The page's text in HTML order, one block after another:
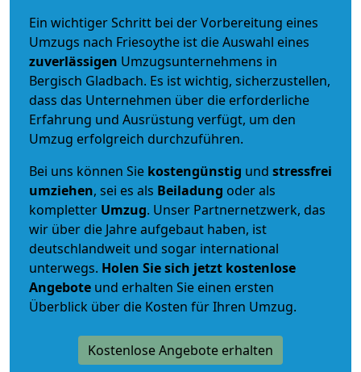
Ein wichtiger Schritt bei der Vorbereitung eines
Umzugs nach Friesoythe ist die Auswahl eines
zuverlässigen Umzugsunternehmens in
Bergisch Gladbach. Es ist wichtig, sicherzustellen,
dass das Unternehmen über die erforderliche
Erfahrung und Ausrüstung verfügt, um den
Umzug erfolgreich durchzuführen.
Bei uns können Sie kostengünstig und stressfrei
umziehen, sei es als Beiladung oder als
kompletter Umzug. Unser Partnernetzwerk, das
wir über die Jahre aufgebaut haben, ist
deutschlandweit und sogar international
unterwegs. Holen Sie sich jetzt kostenlose
Angebote und erhalten Sie einen ersten
Überblick über die Kosten für Ihren Umzug.
Kostenlose Angebote erhalten